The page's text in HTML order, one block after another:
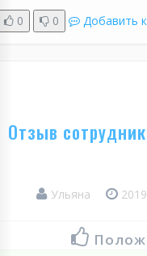
0 0 Добавить
Отзыв
Ульяна